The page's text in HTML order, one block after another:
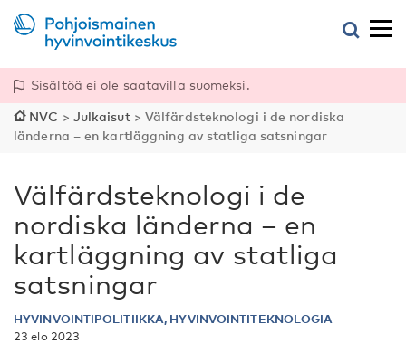
Sisältöä ei ole saatavilla suomeksi.
NVC > Julkaisut> Välfärdsteknologi i de nordiska
länderna – en kartläggning av statliga satsningar
Välfärdsteknologi i de
nordiska länderna – en
kartläggning av statliga
satsningar
HYVINVOINTIPOLITIIKKA, HYVINVOINTITEKNOLOGIA
23 elo 2023